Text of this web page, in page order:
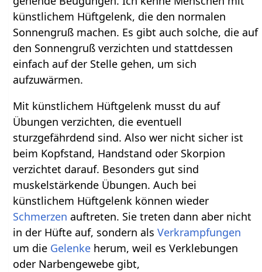
künstlichem Hüftgelenk, die den normalen
Sonnengruß machen. Es gibt auch solche, die auf
den Sonnengruß verzichten und stattdessen
einfach auf der Stelle gehen, um sich
aufzuwärmen.
Mit künstlichem Hüftgelenk musst du auf
Übungen verzichten, die eventuell
sturzgefährdend sind. Also wer nicht sicher ist
beim Kopfstand, Handstand oder Skorpion
verzichtet darauf. Besonders gut sind
muskelstärkende Übungen. Auch bei
künstlichem Hüftgelenk können wieder
Schmerzen auftreten. Sie treten dann aber nicht
in der Hüfte auf, sondern alsVerkrampfungen
um die Gelenke herum, weil es Verklebungen
oder Narbengewebe gibt,